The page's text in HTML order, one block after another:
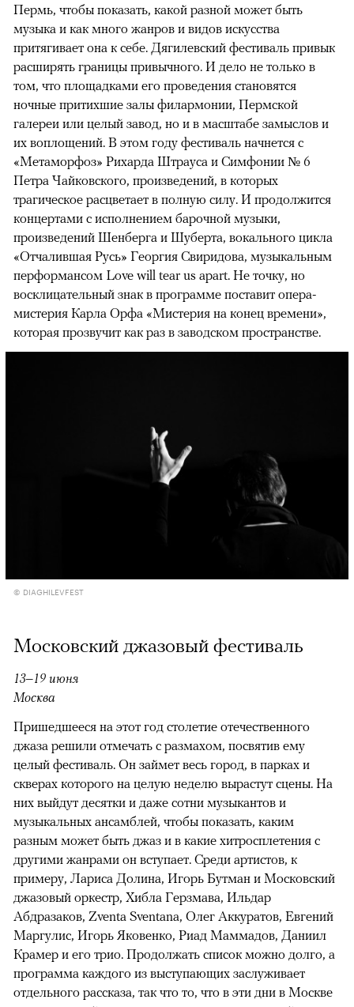
Пермь, чтобы показать, какой разной может быть
музыка и как много жанров и видов искусства
притягивает она к себе. Дягилевский фестиваль привык
расширять границы привычного. И дело не только в
том, что площадками его проведения становятся
ночные притихшие залы филармонии, Пермской
галереи или целый завод, но и в масштабе замыслов и
их воплощений. В этом году фестиваль начнется с
«Метаморфоз» Рихарда Штрауса и Симфонии № 6
Петра Чайковского, произведений, в которых
трагическое расцветает в полную силу. И продолжится
концертами с исполнением барочной музыки,
произведений Шенберга и Шуберта, вокального цикла
«Отчалившая Русь» Георгия Свиридова, музыкальным
перформансом Love will tear us apart. Не точку, но
восклицательный знак в программе поставит опера-
мистерия Карла Орфа «Мистерия на конец времени»,
которая прозвучит как раз в заводском пространстве.
© DIAGHILEVFEST
Московский джазовый фестиваль
13–19 июня
Москва
Пришедшееся на этот год столетие отечественного
джаза решили отмечать с размахом, посвятив ему
целый фестиваль. Он займет весь город, в парках и
скверах которого на целую неделю вырастут сцены. На
них выйдут десятки и даже сотни музыкантов и
музыкальных ансамблей, чтобы показать, каким
разным может быть джаз и в какие хитросплетения с
другими жанрами он вступает. Среди артистов, к
примеру, Лариса Долина, Игорь Бутман и Московский
джазовый оркестр, Хибла Герзмава, Ильдар
Абдразаков, Zventa Sventana, Олег Аккуратов, Евгений
Маргулис, Игорь Яковенко, Риад Маммадов, Даниил
Крамер и его трио. Продолжать список можно долго, а
программа каждого из выступающих заслуживает
отдельного рассказа, так что то, что в эти дни в Москве